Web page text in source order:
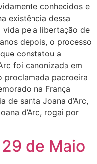
conhecidos e
existência dessa
vida pela libertação de
depois, o processo
constatou a
foi canonizada em
proclamada padroeira
na França
de santa Joana d’Arc,
d’Arc, rogai por
de Maio